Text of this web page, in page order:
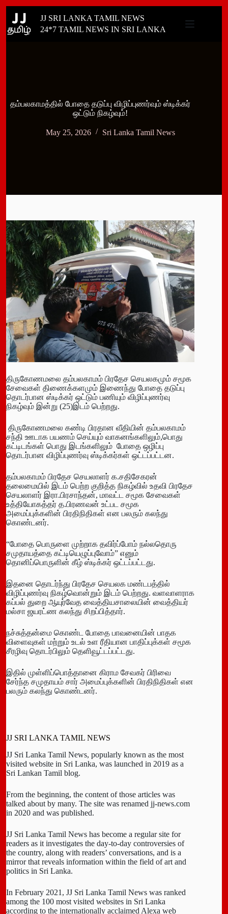
content
JJ SRI LANKA TAMIL NEWS
24*7 TAMIL NEWS IN SRI LANKA
தம்பலகாமத்தில் போதை தடுப்பு விழிப்புணர்வும் ஸ்டிக்கர்
ஒட்டும் நிகழ்வும்!
May 25, 2026 Sri Lanka Tamil News
திருகோணமலை தம்பலகாமம் பிரதேச செயலகமும் சமூக
சேவைகள் திணைக்களமும் இணைந்து போதை தடுப்பு
தொடர்பான ஸ்டிக்கர் ஒட்டும் பணியும் விழிப்புணர்வு
நிகழ்வும் இன்று (25)இடம் பெற்றது.
திருகோணமலை கண்டி பிரதான வீதியின் தம்பலகாமம்
சந்தி ஊடாக பயணம் செய்யும் வாகனங்களிலும்,பொது
கட்டிடங்கள் பொது இடங்களிலும் போதை ஒழிப்பு
தொடர்பான விழிப்புணர்வு ஸ்டிக்கர்கள் ஒட்டப்பட்டன.
தம்பலகாமம் பிரதேச செயலாளர் க.சதிசேகரன்
தலைமையில் இடம் பெற்ற குறித்த நிகழ்வில் உதவி பிரதேச
செயலாளர் இரா.பிரசாந்தன், மாவட்ட சமூக சேவைகள்
உத்தியோகத்தர் த.பிரணவன் உட்பட சமூக
அமைப்புக்களின் பிரதிநிதிகள் என பலரும் கலந்து
கொண்டனர்.
“போதை பொருளை முற்றாக தவிர்ப்போம் நல்லதொரு
சமுதாயத்தை கட்டியெழுப்புவோம்” எனும்
தொனிப்பொருளின் கீழ் ஸ்டிக்கர் ஒட்டப்பட்டது.
இதனை தொடர்ந்து பிரதேச செயலக மண்டபத்தில்
விழிப்புணர்வு நிகழ்வொன்றும் இடம் பெற்றது. வளவாளராக
கப்பல் துறை ஆயுர்வேத வைத்தியசாலையின் வைத்தியர்
மல்சா ஜயரட்ண கலந்து சிறப்பித்தார்.
நச்சுத்தன்மை கொண்ட போதை பாவனையின் பாதக
விளைவுகள் மற்றும் உடல் உள ரீதியான பாதிப்புக்கள் சமூக
சீரழிவு தொடர்பிலும் தெளிவூட்டப்பட்டது.
இதில் முள்ளிப்பொத்தானை கிராம சேவகர் பிரிவை
சேர்ந்த சமுதாயம் சார் அமைப்புக்களின் பிரதிநிதிகள் என
பலரும் கலந்து கொண்டனர்.
JJ SRI LANKA TAMIL NEWS
JJ Sri Lanka Tamil News, popularly known as the most
visited website in Sri Lanka, was launched in 2019 as a
Sri Lankan Tamil blog.
From the beginning, the content of those articles was
talked about by many. The site was renamed jj-news.com
in 2020 and was published.
JJ Sri Lanka Tamil News has become a regular site for
readers as it investigates the day-to-day controversies of
the country, along with readers’ conversations, and is a
mirror that reveals information within the field of art and
politics in Sri Lanka.
In February 2021, JJ Sri Lanka Tamil News was ranked
among the 100 most visited websites in Sri Lanka
according to the internationally acclaimed Alexa web